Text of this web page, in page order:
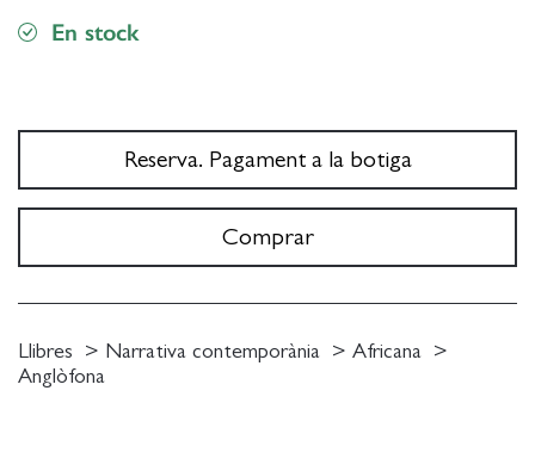
En stock
Reserva. Pagament a la botiga
Comprar
Llibres Narrativa contemporània
Africana
Anglòfona